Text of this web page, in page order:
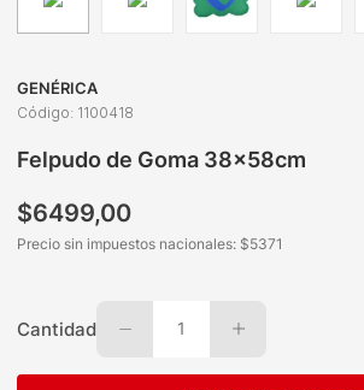
GENÉRICA
Código: 1100418
Felpudo de Goma 38x58cm
$6499,00
Precio sin impuestos nacionales: $5371
Cantidad 1